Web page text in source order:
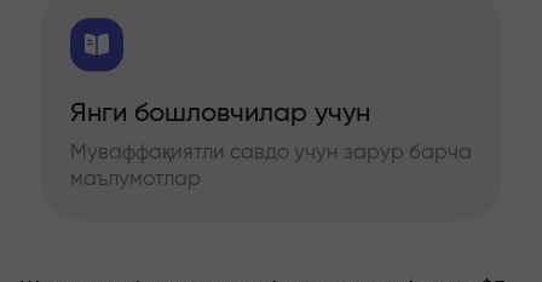
Янги бошловчилар учун
Муваффақиятли савдо учун зарур барча
маълумотлар